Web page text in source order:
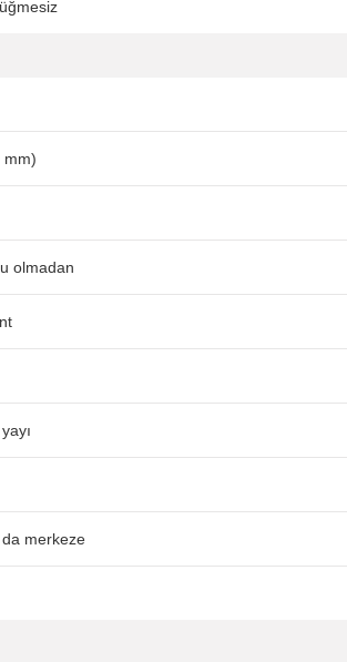
mm)
olmadan
merkeze